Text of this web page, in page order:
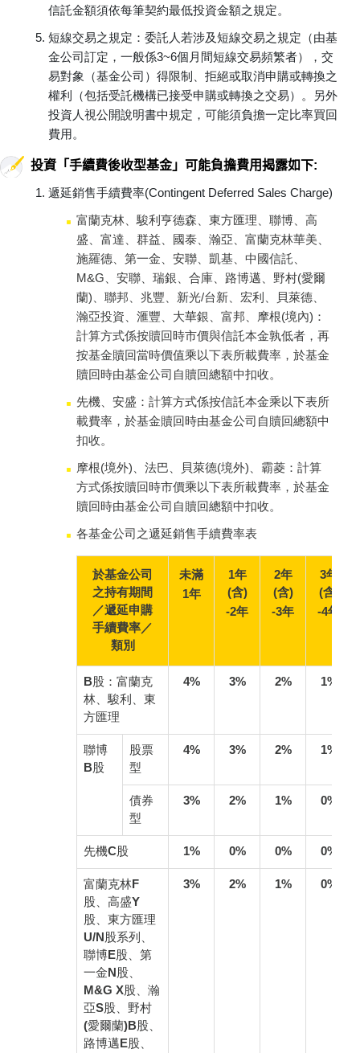
信託金額須依每筆契約最低投資金額之規定。
短線交易之規定：委託人若涉及短線交易之規定（由基
金公司訂定，一般係3~6個月間短線交易頻繁者），交
易對象（基金公司）得限制、拒絕或取消申購或轉換之
權利（包括受託機構已接受申購或轉換之交易）。另外
投資人視公開說明書中規定，可能須負擔一定比率買回
費用。
投資「手續費後收型基金」可能負擔費用揭露如下:
遞延銷售手續費率(Contingent Deferred Sales Charge)
富蘭克林、駿利亨德森、東方匯理、聯博、高
盛、富達、群益、國泰、瀚亞、富蘭克林華美、
施羅德、第一金、安聯、凱基、中國信託、
M&G、安聯、瑞銀、合庫、路博邁、野村(愛爾
蘭)、聯邦、兆豐、新光/台新、宏利、貝萊德、
瀚亞投資、滙豐、大華銀、富邦、摩根(境內)：
計算方式係按贖回時市價與信託本金孰低者，再
按基金贖回當時價值乘以下表所載費率，於基金
贖回時由基金公司自贖回總額中扣收。
先機、安盛：計算方式係按信託本金乘以下表所
載費率，於基金贖回時由基金公司自贖回總額中
扣收。
摩根(境外)、法巴、貝萊德(境外)、霸菱：計算
方式係按贖回時市價乘以下表所載費率，於基金
贖回時由基金公司自贖回總額中扣收。
各基金公司之遞延銷售手續費率表
於基金公司
之持有期間
／遞延申購
手續費率／
類別
未滿
1年
1年
(含)
-2年
2年
(含)
-3年
3年
(含)
-4年
B股：富蘭克
林、駿利、東
方匯理
4% 3% 2% 1%
聯博
B股
股票
型
4% 3% 2% 1%
債券
型
3% 2% 1% 0%
先機C股 1% 0% 0% 0%
富蘭克林F
股、高盛Y
股、東方匯理
U/N股系列、
聯博E股、第
一金N股、
M&G X股、瀚
亞S股、野村
(愛爾蘭)B股、
路博邁E股、
3% 2% 1% 0%